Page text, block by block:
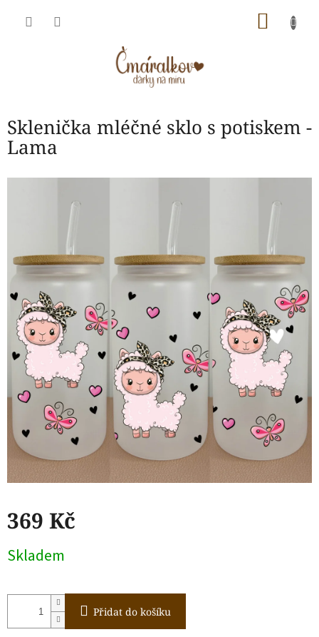
Sklenička mléčné sklo s potiskem -
Lama
369 Kč
cena:
Skladem
Přidat do košíku